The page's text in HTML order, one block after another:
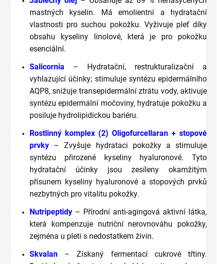
mastných kyselin. Má emolientní a hydratační
vlastnosti pro suchou pokožku. Vyživuje pleť díky
obsahu kyseliny linolové, která je pro pokožku
esenciální.
Salicornia – Hydratační, restrukturalizační a
vyhlazující účinky; stimuluje syntézu epidermálního
AQP8, snižuje transepidermální ztrátu vody, aktivuje
syntézu epidermální močoviny, hydratuje pokožku a
posiluje hydrolipidickou bariéru.
Rostlinný komplex (2) Oligofurcellaran + stopové
prvky – Zvyšuje hydrataci pokožky a stimuluje
syntézu přirozené kyseliny hyaluronové. Tyto
hydratační účinky jsou zesíleny okamžitým
přísunem kyseliny hyaluronové a stopových prvků
nezbytných pro vitalitu pokožky.
Nutripeptidy – Přírodní anti-agingová aktivní látka,
která kompenzuje nutriční nerovnováhu pokožky,
zejména u pleti s nedostatkem živin.
Skvalan – Získaný fermentací cukrové třtiny.